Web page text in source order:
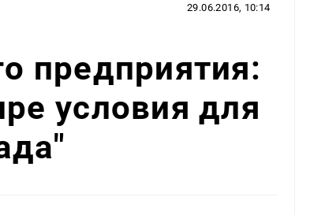
29.06.2016, 10:14
предприятия:
условия для